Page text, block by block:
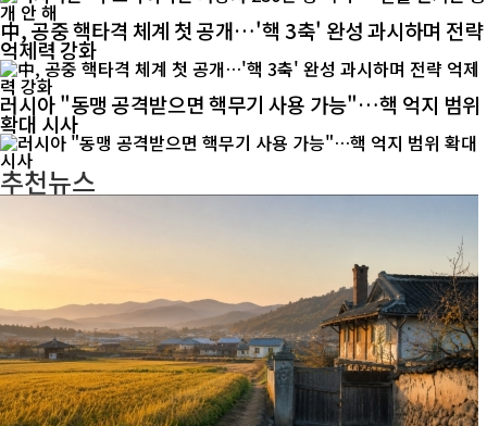
中, 공중 핵타격 체계 첫 공개…'핵 3축' 완성 과시하며 전략
억제력 강화
러시아 "동맹 공격받으면 핵무기 사용 가능"…핵 억지 범위
확대 시사
추천뉴스